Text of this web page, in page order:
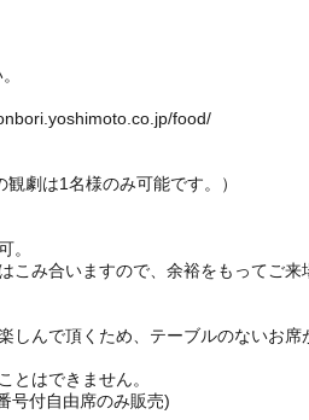
food/
劇は1名様のみ可能です。）
。
み合いますので、余裕をもってご来
んで頂くため、テーブルのないお席
はできません。
号付自由席のみ販売)